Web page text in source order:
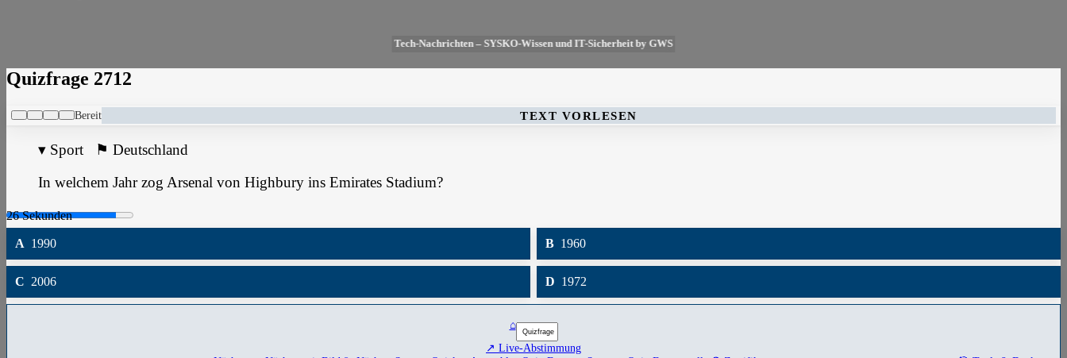
Tech-Nachrichten – SYSKO-Wissen und IT-Sicherheit by GWS
Quizfrage 2712
Bereit TEXT VORLESEN
▾ Sport ⚑ Deutschland
In welchem Jahr zog Arsenal von Highbury ins Emirates Stadium?
A 1990 B 1960
C 2006 D 1972
⌂
↗ Live-Abstimmung